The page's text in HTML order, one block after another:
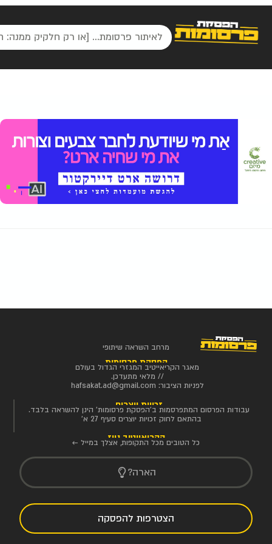
מרחב השראה שיתופי
הפסקת פרסומות
מאגר הקריאייטיב המגזרי הגדול בעולם
// מלאי מתעדכן.
לפניות הציבור: hafsakat.ad@gmail.com
זכויות יוצרים
עבודות הפרסום המתפרסמות ב'הפסקת פרסומות' הינן להשראה בלבד.
בהתאם לחוק זכויות יוצרים סעיף 27 א'
הקריאייטיב ניוז
כל הטובים מכל התקופות, אצלך במייל ←
הארה?
הצטרפות להפסקה